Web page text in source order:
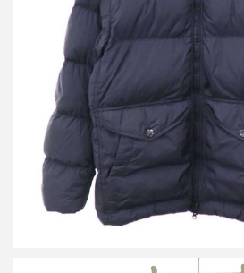
ストーンアイランド 24AW ガーメント
ケット
買取金額50,000円
詳しく見る